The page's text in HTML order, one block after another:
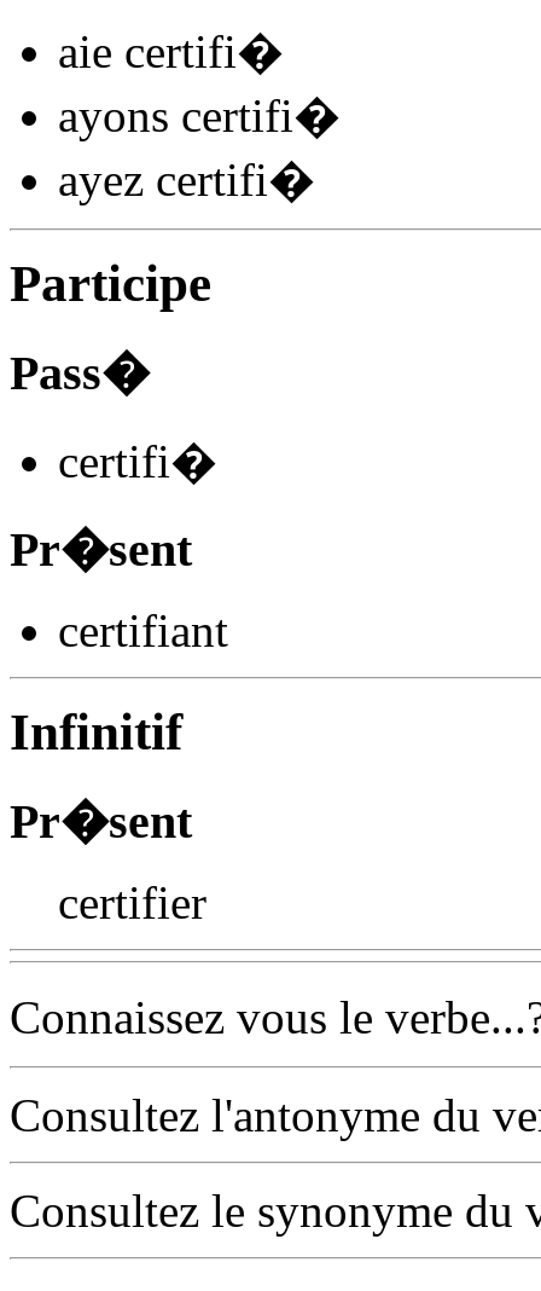
aie certifi�
ayons certifi�
ayez certifi�
Participe
Pass�
certifi�
Pr�sent
certifiant
Infinitif
Pr�sent
certifier
Connaissez vous le
Consultez l'antonyme du
Consultez le synonyme du